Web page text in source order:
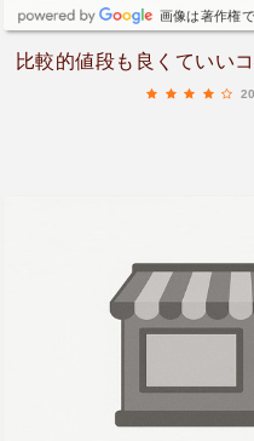
画像は著作権
比較的値段も良くていい